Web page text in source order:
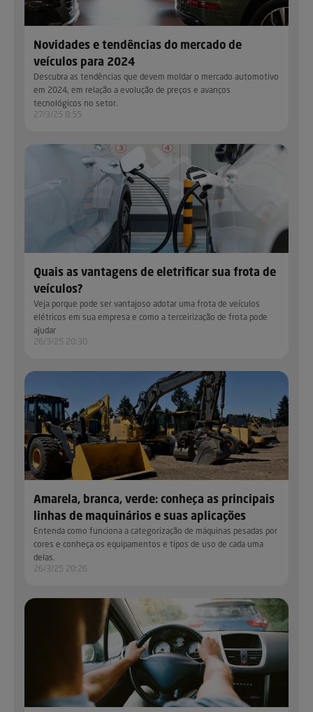
Novidades e tendências do mercado de
veículos para 2024
Descubra as tendências que devem moldar o mercado automotivo
em 2024, em relação a evolução de preços e avanços
tecnológicos no setor.
27/3/25 8:55
Quais as vantagens de eletrificar sua frota de
veículos?
Veja porque pode ser vantajoso adotar uma frota de veículos
elétricos em sua empresa e como a terceirização de frota pode
ajudar
26/3/25 20:30
Amarela, branca, verde: conheça as principais
linhas de maquinários e suas aplicações
Entenda como funciona a categorização de máquinas pesadas por
cores e conheça os equipamentos e tipos de uso de cada uma
delas.
26/3/25 20:26